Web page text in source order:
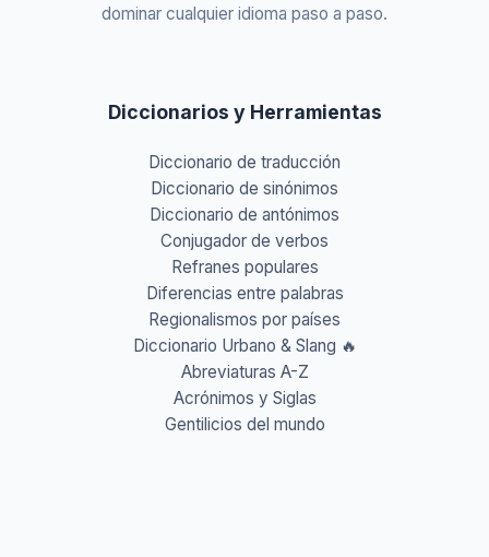
dominar cualquier idioma paso a paso.
Diccionarios y Herramientas
Diccionario de traducción
Diccionario de sinónimos
Diccionario de antónimos
Conjugador de verbos
Refranes populares
Diferencias entre palabras
Regionalismos por países
Diccionario Urbano & Slang 🔥
Abreviaturas A-Z
Acrónimos y Siglas
Gentilicios del mundo